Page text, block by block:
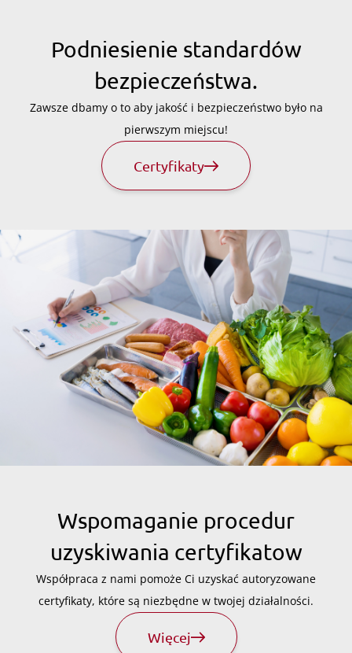
Podniesienie standardów
bezpieczeństwa.
Zawsze dbamy o to aby jakość i bezpieczeństwo było na
pierwszym miejscu!
Certyfikaty
Wspomaganie procedur
uzyskiwania certyfikatow
Współpraca z nami pomoże Ci uzyskać autoryzowane
certyfikaty, które są niezbędne w twojej działalności.
Więcej